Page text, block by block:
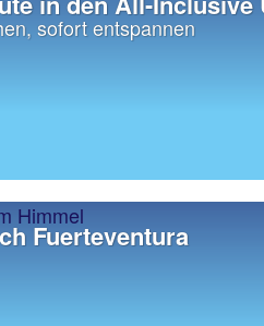
sofort entspannen
Fuerteventura